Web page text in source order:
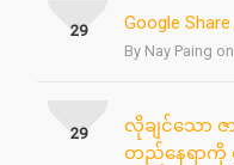
Google
By Nay Paing
29
လိုချင်သော ဇ
တည်နေရာကို ရှ
29